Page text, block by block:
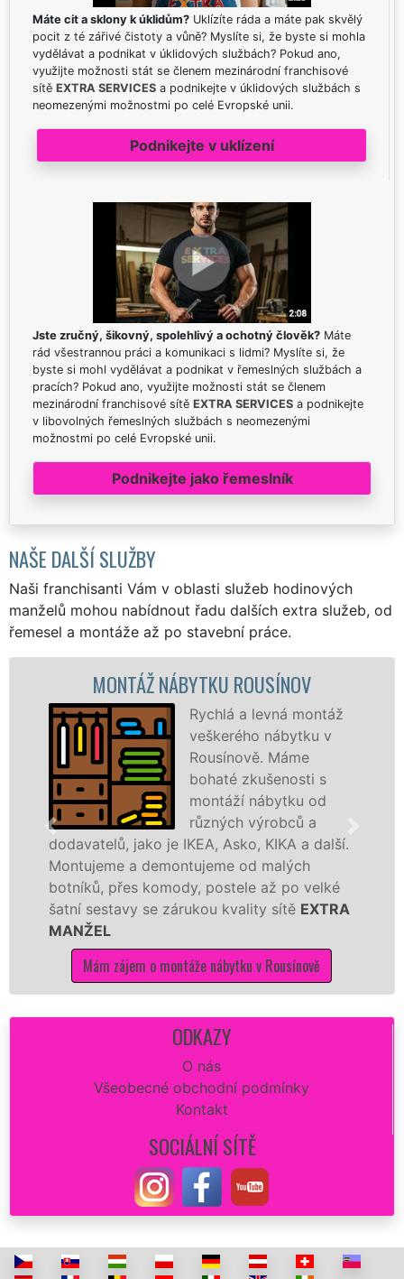
Máte cit a sklony k úklidům? Uklízíte ráda a máte pak skvělý
pocit z té zářivé čistoty a vůně? Myslíte si, že byste si mohla
vydělávat a podnikat v úklidových službách? Pokud ano,
využijte možnosti stát se členem mezinárodní franchisové
sítě EXTRA SERVICES a podnikejte v úklidových službách s
neomezenými možnostmi po celé Evropské unii.
Podnikejte v uklízení
Jste zručný, šikovný, spolehlivý a ochotný člověk? Máte
rád všestrannou práci a komunikaci s lidmi? Myslíte si, že
byste si mohl vydělávat a podnikat v řemeslných službách a
pracích? Pokud ano, využijte možnosti stát se členem
mezinárodní franchisové sítě EXTRA SERVICES a podnikejte
v libovolných řemeslných službách s neomezenými
možnostmi po celé Evropské unii.
Podnikejte jako řemeslník
NAŠE DALŠÍ SLUŽBY
Naši franchisanti Vám v oblasti služeb hodinových
manželů mohou nabídnout řadu dalších extra služeb, od
řemesel a montáže až po stavební práce.
MONTÁŽ NÁBYTKU ROUSÍNOV
Rychlá a levná montáž
veškerého nábytku v
Rousínově. Máme
bohaté zkušenosti s
montáží nábytku od
různých výrobců a
jako je IKEA, Asko, KIKA a další.
a demontujeme od malých
přes komody, postele až po velké
se zárukou kvality sítěEXTRA
zájem o montáže nábytku v Rousínově
různých
tuto
ODKAZY
O nás
Všeobecné obchodní podmínky
Kontakt
SOCIÁLNÍ SÍTĚ